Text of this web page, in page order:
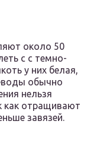
около 50
с с темно-
у них белая,
обычно
нельзя
как отращивают
завязей.